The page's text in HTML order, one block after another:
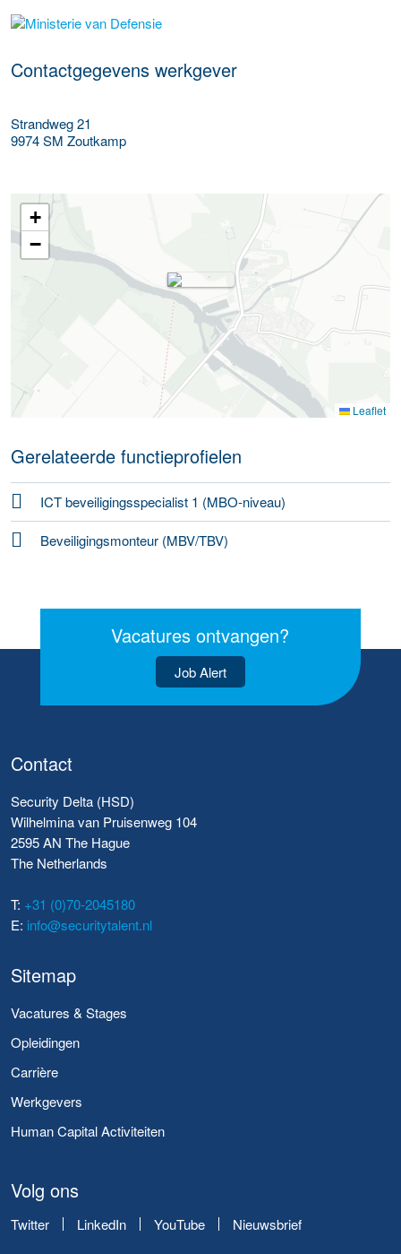
Meer werkgever details
Contactgegevens werkgever
Strandweg 21
9974 SM Zoutkamp
+
−
Leaflet
Gerelateerde functieprofielen
ICT beveiligingsspecialist 1 (MBO-niveau)
Beveiligingsmonteur (MBV/TBV)
Vacatures ontvangen?
Job Alert
Contact
Security Delta (HSD)
Wilhelmina van Pruisenweg 104
2595 AN The Hague
The Netherlands
T: +31 (0)70-2045180
E: info@securitytalent.nl
Sitemap
Vacatures & Stages
Opleidingen
Carrière
Werkgevers
Human Capital Activiteiten
Volg ons
Twitter LinkedIn YouTube Nieuwsbrief